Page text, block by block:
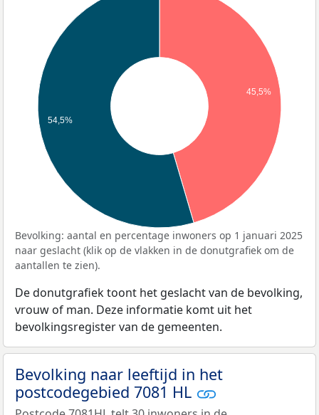
45,5%
54,5%
Bevolking: aantal en percentage inwoners op 1 januari 2025
naar geslacht (klik op de vlakken in de donutgrafiek om de
aantallen te zien).
De donutgrafiek toont het geslacht van de bevolking,
vrouw of man. Deze informatie komt uit het
bevolkingsregister van de gemeenten.
Bevolking naar leeftijd in het
postcodegebied 7081 HL